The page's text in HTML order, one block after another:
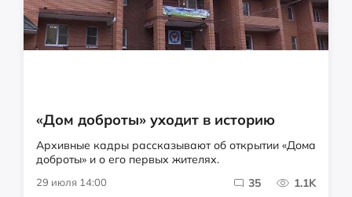
«Дом доброты» уходит в историю
Архивные кадры рассказывают об открытии «Дома
доброты» и о его первых жителях.
29 июля 14:00 35 1.1K